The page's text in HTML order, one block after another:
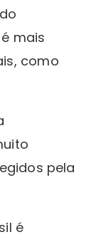
mais
como
pela
é